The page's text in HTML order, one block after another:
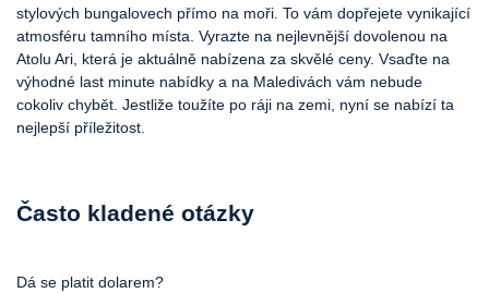
stylových bungalovech přímo na moři. To vám dopřejete vynikající
atmosféru tamního místa. Vyrazte na nejlevnější dovolenou na
Atolu Ari, která je aktuálně nabízena za skvělé ceny. Vsaďte na
výhodné last minute nabídky a na Maledivách vám nebude
cokoliv chybět. Jestliže toužíte po ráji na zemi, nyní se nabízí ta
nejlepší příležitost.
Často kladené otázky
Dá se platit dolarem?